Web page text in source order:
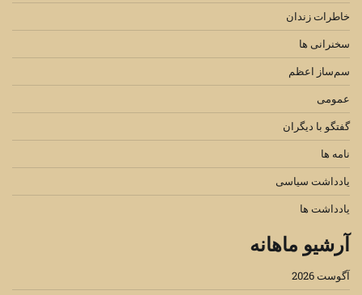
خاطرات زندان
سخنرانی ها
سم‌ساز اعظم
عمومی
گفتگو با دیگران
نامه ها
یادداشت سیاسی
یادداشت ها
آرشیو ماهانه
آگوست 2026